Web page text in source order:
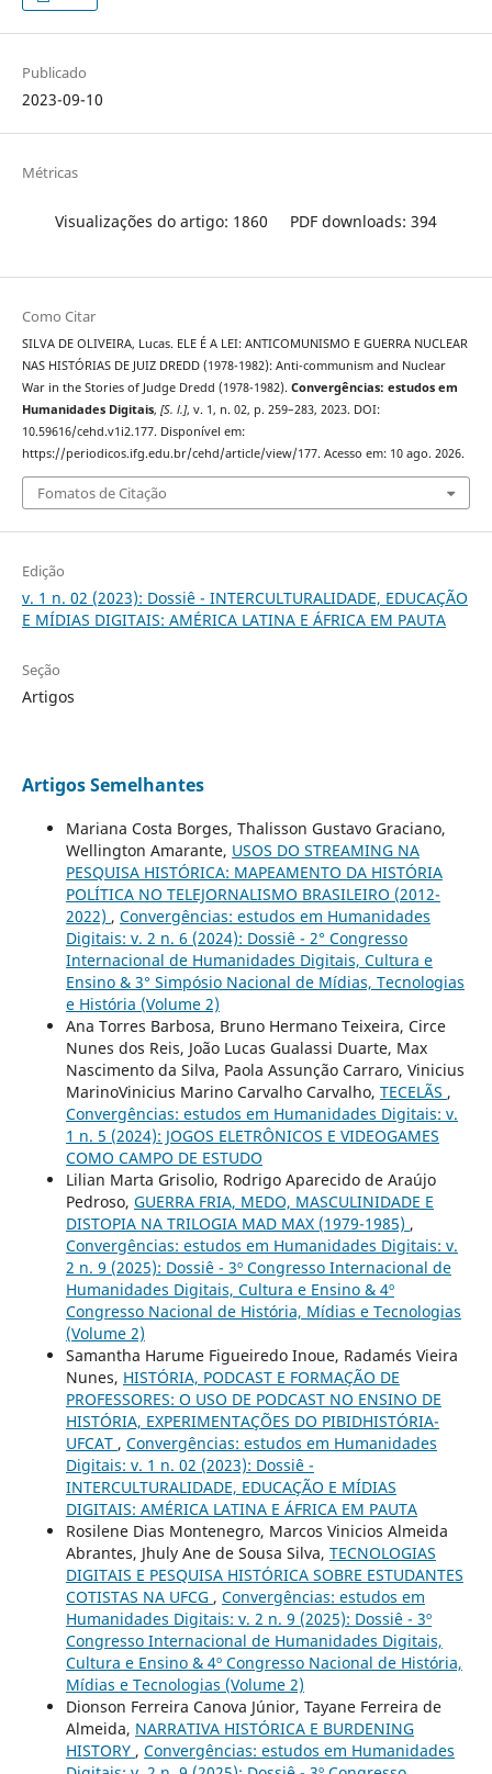
Publicado
2023-09-10
Métricas
Visualizações do artigo: 1860 PDF downloads: 394
Como Citar
SILVA DE OLIVEIRA, Lucas. ELE É A LEI: ANTICOMUNISMO E GUERRA NUCLEAR
NAS HISTÓRIAS DE JUIZ DREDD (1978-1982): Anti-communism and Nuclear
War in the Stories of Judge Dredd (1978-1982). Convergências: estudos em
Humanidades Digitais, [S. l.], v. 1, n. 02, p. 259–283, 2023. DOI:
10.59616/cehd.v1i2.177. Disponível em:
https://periodicos.ifg.edu.br/cehd/article/view/177. Acesso em: 10 ago. 2026.
Fomatos de Citação
Edição
v. 1 n. 02 (2023): Dossiê - INTERCULTURALIDADE, EDUCAÇÃO
E MÍDIAS DIGITAIS: AMÉRICA LATINA E ÁFRICA EM PAUTA
Seção
Artigos
Artigos Semelhantes
Mariana Costa Borges, Thalisson Gustavo Graciano,
Wellington Amarante, USOS DO STREAMING NA
PESQUISA HISTÓRICA: MAPEAMENTO DA HISTÓRIA
POLÍTICA NO TELEJORNALISMO BRASILEIRO (2012-
2022) , Convergências: estudos em Humanidades
Digitais: v. 2 n. 6 (2024): Dossiê - 2° Congresso
Internacional de Humanidades Digitais, Cultura e
Ensino & 3° Simpósio Nacional de Mídias, Tecnologias
e História (Volume 2)
Ana Torres Barbosa, Bruno Hermano Teixeira, Circe
Nunes dos Reis, João Lucas Gualassi Duarte, Max
Nascimento da Silva, Paola Assunção Carraro, Vinicius
MarinoVinicius Marino Carvalho Carvalho, TECELÃS ,
Convergências: estudos em Humanidades Digitais: v.
1 n. 5 (2024): JOGOS ELETRÔNICOS E VIDEOGAMES
COMO CAMPO DE ESTUDO
Lilian Marta Grisolio, Rodrigo Aparecido de Araújo
Pedroso, GUERRA FRIA, MEDO, MASCULINIDADE E
DISTOPIA NA TRILOGIA MAD MAX (1979-1985) ,
Convergências: estudos em Humanidades Digitais: v.
2 n. 9 (2025): Dossiê - 3º Congresso Internacional de
Humanidades Digitais, Cultura e Ensino & 4º
Congresso Nacional de História, Mídias e Tecnologias
(Volume 2)
Samantha Harume Figueiredo Inoue, Radamés Vieira
Nunes, HISTÓRIA, PODCAST E FORMAÇÃO DE
PROFESSORES: O USO DE PODCAST NO ENSINO DE
HISTÓRIA, EXPERIMENTAÇÕES DO PIBIDHISTÓRIA-
UFCAT , Convergências: estudos em Humanidades
Digitais: v. 1 n. 02 (2023): Dossiê -
INTERCULTURALIDADE, EDUCAÇÃO E MÍDIAS
DIGITAIS: AMÉRICA LATINA E ÁFRICA EM PAUTA
Rosilene Dias Montenegro, Marcos Vinicios Almeida
Abrantes, Jhuly Ane de Sousa Silva, TECNOLOGIAS
DIGITAIS E PESQUISA HISTÓRICA SOBRE ESTUDANTES
COTISTAS NA UFCG , Convergências: estudos em
Humanidades Digitais: v. 2 n. 9 (2025): Dossiê - 3º
Congresso Internacional de Humanidades Digitais,
Cultura e Ensino & 4º Congresso Nacional de História,
Mídias e Tecnologias (Volume 2)
Dionson Ferreira Canova Júnior, Tayane Ferreira de
Almeida, NARRATIVA HISTÓRICA E BURDENING
HISTORY , Convergências: estudos em Humanidades